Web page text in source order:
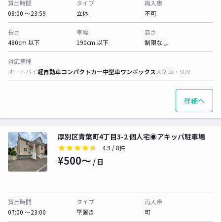
貸出時間
08:00 〜23:59
タイプ
立体
再入庫
不可
長さ
480cm 以下
車幅
190cm 以下
高さ
制限なし
対応車種
オートバイ軽自動車コンパクトカー中型車ワンボックス大型車・SUV
詳細へ
厚別区青葉町4丁目3-2 個人宅◉アキッパ駐車場
4.9 / 8件
¥500〜 / 日
貸出時間
07:00 〜23:00
タイプ
平置き
再入庫
可